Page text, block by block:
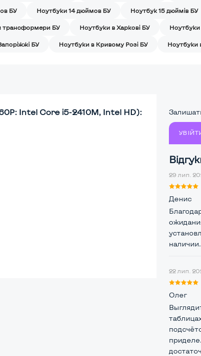
БУ Ноутбуки 14 дюймов БУ Ноутбук 15 дюймів БУ
трансформери БУ Ноутбуки в Харкові БУ Ноутбуки
БУ Ноутбуки в Кривому Розі БУ Ноутбуки
Intel Core i5-2410M, Intel HD):
29 лип.
Денис
наличии.
22 лип.
Олег